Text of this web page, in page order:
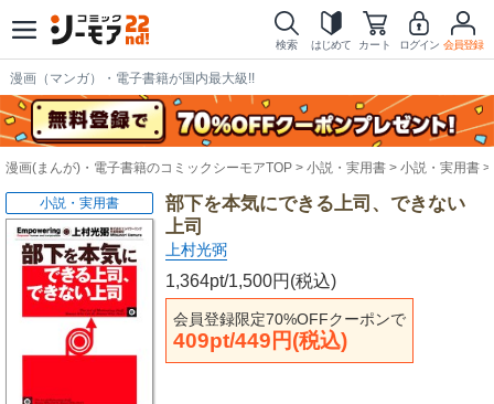
検索 はじめて カート ログイン 会員登録
漫画（マンガ）・電子書籍が国内最大級!!
漫画(まんが)・電子書籍のコミックシーモアTOP 小説・実用書 小説・実用書
部下を本気にできる上司、できない
上司
上村光弼
1,364pt/1,500円(税込)
会員登録限定70%OFFクーポンで
409pt/449円(税込)
小説・実用書